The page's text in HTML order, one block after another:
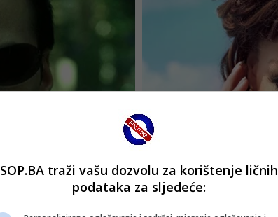
SOP.BA traži vašu dozvolu za korištenje ličnih
podataka za sljedeće: